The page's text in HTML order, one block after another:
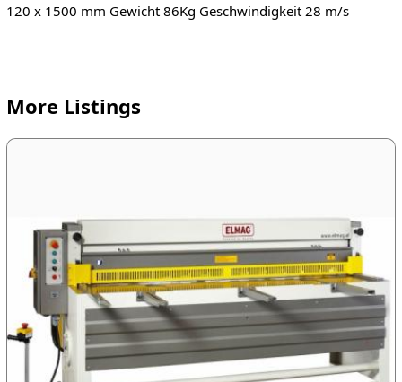
120 x 1500 mm Gewicht 86Kg Geschwindigkeit 28 m/s
More Listings